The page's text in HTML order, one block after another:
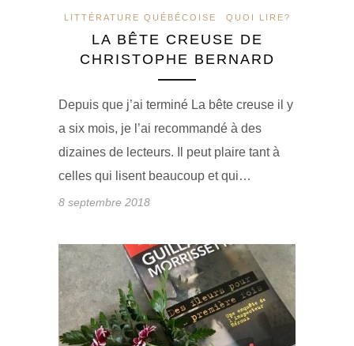
LITTÉRATURE QUÉBÉCOISE QUOI LIRE?
LA BÊTE CREUSE DE
CHRISTOPHE BERNARD
Depuis que j’ai terminé La bête creuse il y
a six mois, je l’ai recommandé à des
dizaines de lecteurs. Il peut plaire tant à
celles qui lisent beaucoup et qui…
8 septembre 2018